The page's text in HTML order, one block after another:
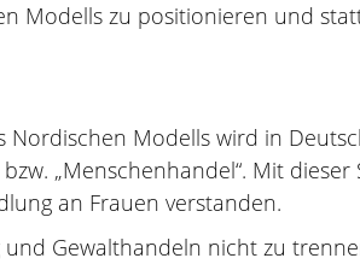
Modells zu positionieren und
Nordischen Modells wird in
„Menschenhandel“. Mit
an Frauen verstanden.
Gewalthandeln nicht zu